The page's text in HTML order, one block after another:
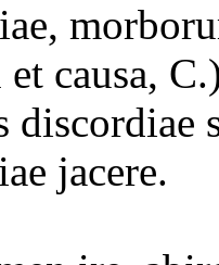
causa,
discordiae
jacere.